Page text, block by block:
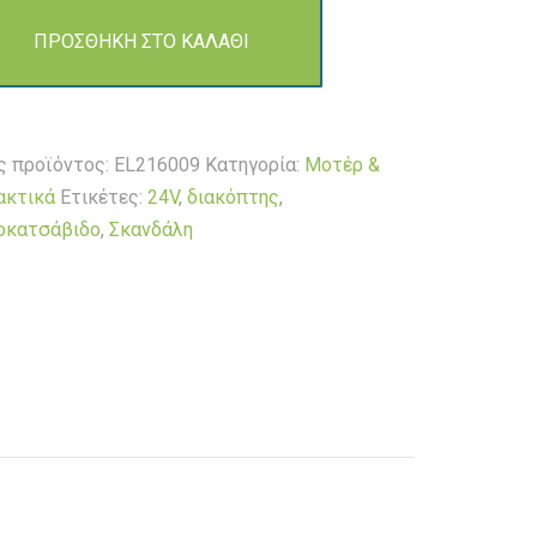
ΠΡΟΣΘΗΚΗ ΣΤΟ ΚΑΛΑΘΙ
προϊόντος: EL216009 Κατηγορία: Μοτέρ &
Ετικέτες:24V,διακόπτης,
,Σκανδάλη